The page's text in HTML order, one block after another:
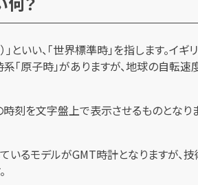
といい、「世界標準時」を指します。
原子時」がありますが、地球の自転
を文字盤上で表示させるものとなり
るモデルがGMT時計となりますが、